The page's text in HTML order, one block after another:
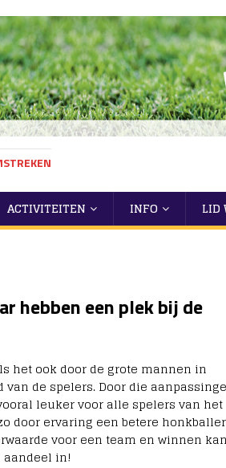
ACTIVITEITEN INFO LID
hebben een plek bij de
het ook door de grote mannen in
de spelers. Door die
leuker voor alle spelers van het
door ervaring een betere
voor een team en winnen
in!